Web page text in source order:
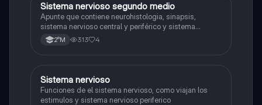
Biología
Sistema nervioso segundo medio
Apunte que contiene neurohistologia, sinapsis,
sistema nervioso central y periférico y sistema
endocrino
2°M 313 4
SBiología
Sistema nervioso
Funciones de el sistema nervioso, como viajan los
estimulos y sistema nervioso periferico